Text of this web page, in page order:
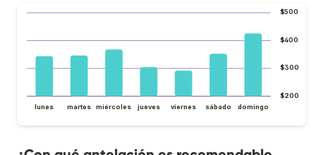
$200
$300
$400
$500
lunes martes miércoles jueves viernes sábado domingo